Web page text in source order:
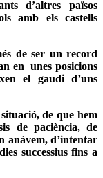
d’altres països
amb els castells
de ser un record
en unes posicions
el gaudi d’uns
de que hem
de paciència, de
anàvem, d’intentar
successius fins a